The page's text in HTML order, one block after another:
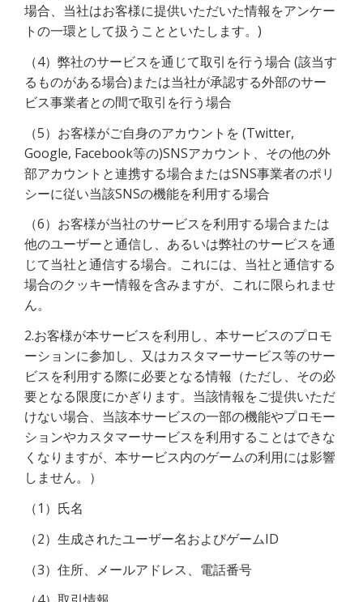
場合、当社はお客様に提供いただいた情報をアンケー
トの一環として扱うことといたします。)
（4）弊社のサービスを通じて取引を行う場合 (該当す
るものがある場合)または当社が承認する外部のサー
ビス事業者との間で取引を行う場合
（5）お客様がご自身のアカウントを (Twitter,
Google, Facebook等の)SNSアカウント、その他の外
部アカウントと連携する場合またはSNS事業者のポリ
シーに従い当該SNSの機能を利用する場合
（6）お客様が当社のサービスを利用する場合または
他のユーザーと通信し、あるいは弊社のサービスを通
じて当社と通信する場合。これには、当社と通信する
場合のクッキー情報を含みますが、これに限られませ
ん。
2.お客様が本サービスを利用し、本サービスのプロモ
ーションに参加し、又はカスタマーサービス等のサー
ビスを利用する際に必要となる情報（ただし、その必
要となる限度にかぎります。当該情報をご提供いただ
けない場合、当該本サービスの一部の機能やプロモー
ションやカスタマーサービスを利用することはできな
くなりますが、本サービス内のゲームの利用には影響
しません。）
（1）氏名
（2）生成されたユーザー名およびゲームID
（3）住所、メールアドレス、電話番号